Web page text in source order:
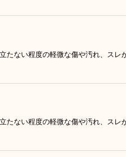
ない程度の軽微な傷や汚れ、スレ
ない程度の軽微な傷や汚れ、スレ